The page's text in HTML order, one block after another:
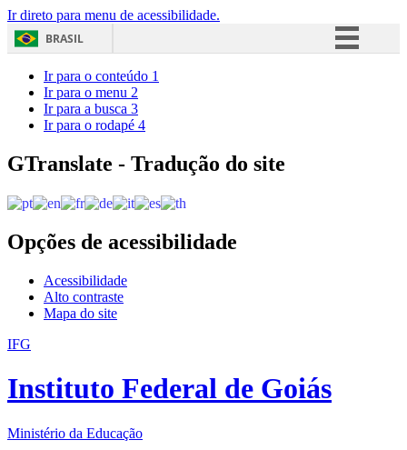
Ir direto para menu de acessibilidade.
BRASIL
Acesso à informação
Ir para o conteúdo 1
Ir para o menu 2
Ir para a busca 3
Ir para o rodapé 4
GTranslate - Tradução do site
Opções de acessibilidade
Acessibilidade
Alto contraste
Mapa do site
IFG
Instituto Federal de Goiás
Ministério da Educação